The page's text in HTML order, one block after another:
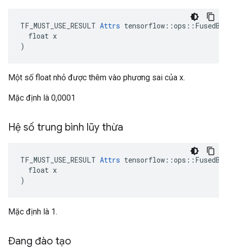
TF_MUST_USE_RESULT Attrs
  float x
)
Một số float nhỏ được thêm vào phương sai của x.
Mặc định là 0,0001
Hệ số trung bình lũy thừa
TF_MUST_USE_RESULT Attrs
  float x
)
Mặc định là 1.
Đang đào tạo